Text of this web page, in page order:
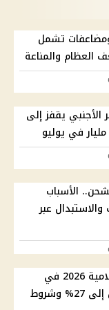
7 أعراض ومضاعفات تشمل
العظام والمناعة
الأجنبي يقفز إلى
الأسباب
عبر
أفضل شهادات الادخار الإسلامية 2026 في
البنوك المصرية.. عوائد تصل إلى 27% وشروط